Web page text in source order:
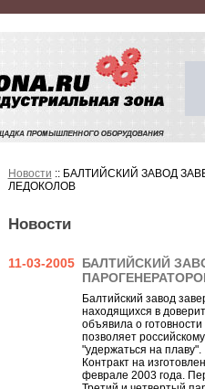
Новости :: БАЛТИЙСКИЙ ЗАВОД
ЛЕДОКОЛОВ
Новости
11-03-2005 БАЛТИЙСКИЙ
Балтийский завод
находящихся в
объявила о
позволяет
"удержаться на плаву".
Контракт на
феврале 2003 года.